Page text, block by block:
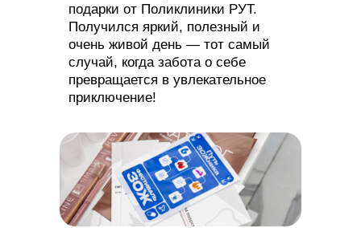
подарки от Поликлиники РУТ.
Получился яркий, полезный и
очень живой день — тот самый
случай, когда забота о себе
превращается в увлекательное
приключение!
Дайте знать — воплотим вместе!
Есть идея для темы рубрики или
выпуска?
Расскажите — и мы устроим вам овации!
Приняли участие или организовали
Пишите — поздравим все вместе!
Кафедра отмечает день рождения?